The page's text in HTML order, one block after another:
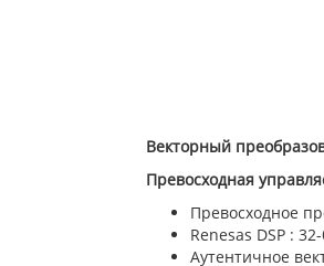
Векторный
Превосходная
Превосходное
Renesas DSP :
Аутентичное